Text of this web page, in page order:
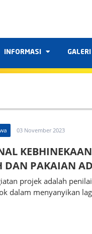
INFORMASI GALERI
03 November 2023
DAN PAKAIAN
projek adalah
dalam menyanyikan